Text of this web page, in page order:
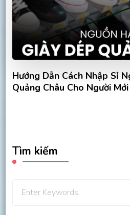
Hướng Dẫn Cách Nhập Sỉ
Quảng Châu Cho Người
Tìm kiếm